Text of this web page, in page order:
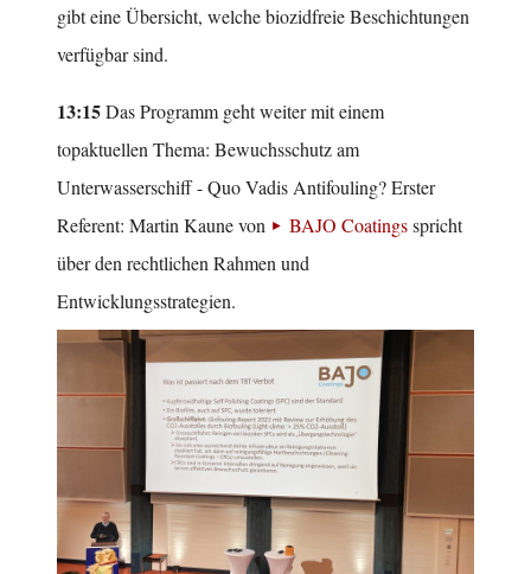
gibt eine Übersicht, welche biozidfreie Beschichtungen
verfügbar sind.
13:15Das Programm geht weiter mit einem
topaktuellen Thema: Bewuchsschutz am
Unterwasserschiff - Quo Vadis Antifouling? Erster
Referent: Martin Kaune von
BAJO Coatingsspricht
über den rechtlichen Rahmen und
Entwicklungsstrategien.